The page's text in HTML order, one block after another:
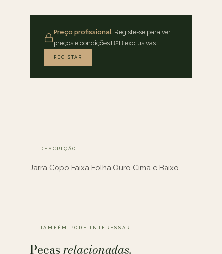
Preço profissional. Registe-se para ver
preços e condições B2B exclusivas.
REGISTAR
DESCRIÇÃO
Jarra Copo Faixa Folha Ouro Cima e Baixo
TAMBÉM PODE INTERESSAR
Peçasrelacionadas.